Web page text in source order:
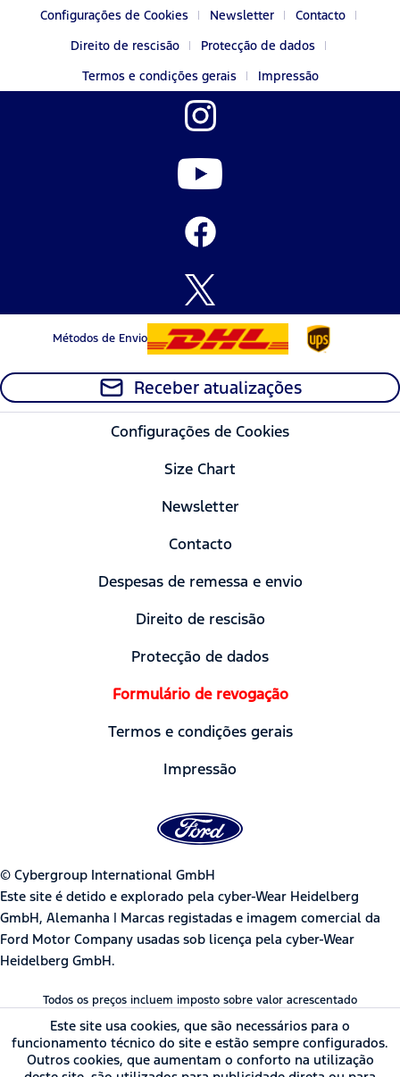
Configurações de Cookies Newsletter
Contacto
Direito de rescisão
Protecção de dados
Termos e condições gerais
Impressão
Métodos de Envio
Receber atualizações
Configurações de Cookies
Size Chart
Newsletter
Contacto
Despesas de remessa e envio
Direito de rescisão
Protecção de dados
Formulário de revogação
Termos e condições gerais
Impressão
© Cybergroup International GmbH
Este site é detido e explorado pela cyber-Wear Heidelberg
GmbH, Alemanha | Marcas registadas e imagem comercial da
Ford Motor Company usadas sob licença pela cyber-Wear
Heidelberg GmbH.
Todos os preços incluem imposto sobre valor acrescentado
Este site usa cookies, que são necessários para o
funcionamento técnico do site e estão sempre configurados.
Outros cookies, que aumentam o conforto na utilização